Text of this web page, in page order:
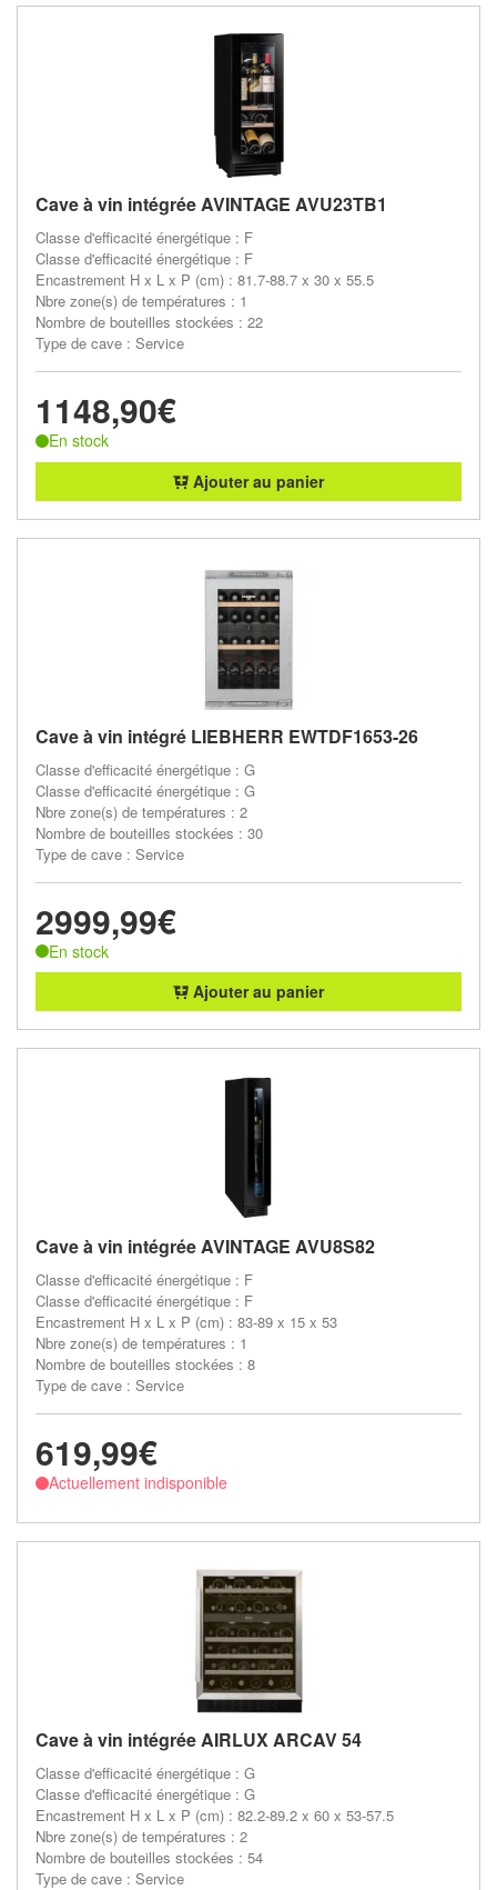
Cave à vin intégrée AVINTAGE AVU23TB1
Classe d'efficacité énergétique : F
Classe d'efficacité énergétique : F
Encastrement H x L x P (cm) : 81.7-88.7 x 30 x 55.5
Nbre zone(s) de températures : 1
Nombre de bouteilles stockées : 22
Type de cave : Service
1148,90€
En stock
Ajouter au panier
Cave à vin intégré LIEBHERR EWTDF1653-26
Classe d'efficacité énergétique : G
Classe d'efficacité énergétique : G
Nbre zone(s) de températures : 2
Nombre de bouteilles stockées : 30
Type de cave : Service
2999,99€
En stock
Ajouter au panier
Cave à vin intégrée AVINTAGE AVU8S82
Classe d'efficacité énergétique : F
Classe d'efficacité énergétique : F
Encastrement H x L x P (cm) : 83-89 x 15 x 53
Nbre zone(s) de températures : 1
Nombre de bouteilles stockées : 8
Type de cave : Service
619,99€
Actuellement indisponible
Cave à vin intégrée AIRLUX ARCAV 54
Classe d'efficacité énergétique : G
Classe d'efficacité énergétique : G
Encastrement H x L x P (cm) : 82.2-89.2 x 60 x 53-57.5
Nbre zone(s) de températures : 2
Nombre de bouteilles stockées : 54
Type de cave : Service